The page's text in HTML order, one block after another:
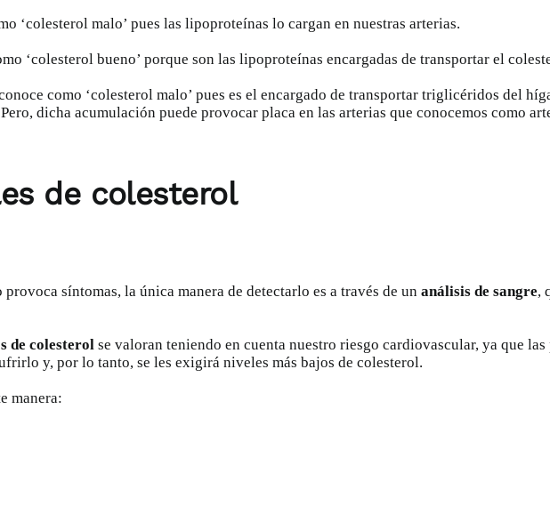
‘colesterol malo’ pues las lipoproteínas lo cargan en nuestras arterias.
‘colesterol bueno’ porque son las lipoproteínas encargadas de transportar el
como ‘colesterol malo’ pues es el encargado de transportar triglicéridos del
dicha acumulación puede provocar placa en las arterias que conocemos como
de colesterol
síntomas, la única manera de detectarlo es a través de un análisis de sangre,
de colesterol se valoran teniendo en cuenta nuestro riesgo cardiovascular, ya que
y, por lo tanto, se les exigirá niveles más bajos de colesterol.
manera: